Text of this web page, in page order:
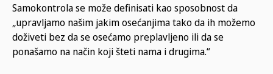
Samokontrola se može definisati kao sposobnost da
„upravljamo našim jakim osećanjima tako da ih možemo
doživeti bez da se osećamo preplavljeno ili da se
ponašamo na način koji šteti nama i drugima.“